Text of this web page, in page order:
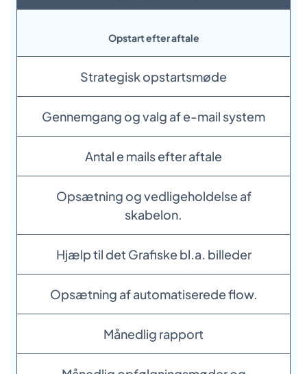
Opstart efter aftale
Strategisk opstartsmøde
Gennemgang og valg af e-mail system
Antal e mails efter aftale
Opsætning og vedligeholdelse af
skabelon.
Hjælp til det Grafiske bl.a. billeder
Opsætning af automatiserede flow.
Månedlig rapport